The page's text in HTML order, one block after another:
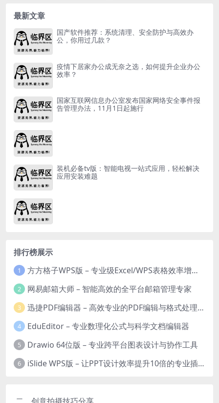
最新文章
国产软件推荐：系统清理、安全防护与高效办
公，你用过几款？
疫情下居家办公成无奈之选，如何提升企业办公
效率？
国家互联网信息办公室发布国家网络安全事件报
告管理办法，11月1日起施行
装机必备tv版：智能电视一站式应用，轻松解决
应用安装难题
排行榜展示
1 方方格子WPS版 – 专业级Excel/WPS表格效率增强插件
2 网易邮箱大师 – 智能高效的全平台邮箱管理专家
3 迅捷PDF编辑器 – 高效专业的PDF编辑与格式处理工具
4 EduEditor – 专业数理化公式与科学文档编辑器
5 Drawio 64位版 – 专业跨平台图表设计与协作工具
6 iSlide WPS版 – 让PPT设计效率提升10倍的专业插件